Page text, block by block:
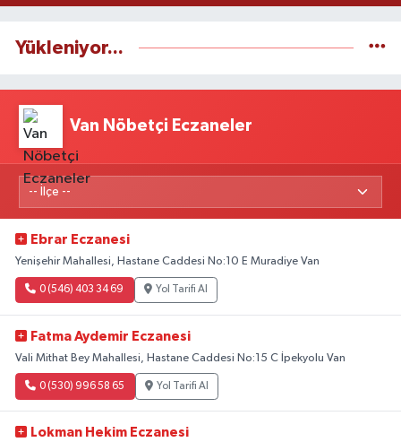
Yükleniyor...
Van Nöbetçi Eczaneler
Ebrar Eczanesi
Yenişehir Mahallesi, Hastane Caddesi No:10 E Muradiye Van
0 (546) 403 34 69 Yol Tarifi Al
Fatma Aydemir Eczanesi
Vali Mithat Bey Mahallesi, Hastane Caddesi No:15 C İpekyolu Van
0 (530) 996 58 65 Yol Tarifi Al
Lokman Hekim Eczanesi